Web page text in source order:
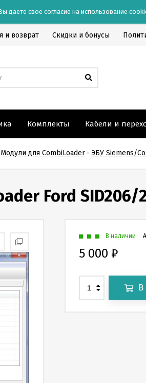
своё согласие на использование
и возврат Скидки и бонусы
Комплекты Кабели и
Модули для CombiLoader - ЭБУ Siemens/
Ford SID206/
В наличии
5 000 ₽
В